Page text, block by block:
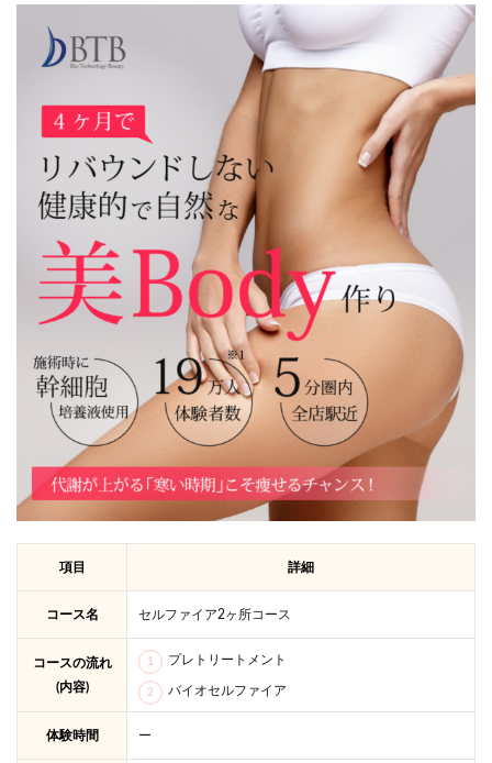
項目 詳細
コース名 セルファイア2ヶ所コース
コースの流れ
(内容)
プレトリートメント
バイオセルファイア
体験時間 ー